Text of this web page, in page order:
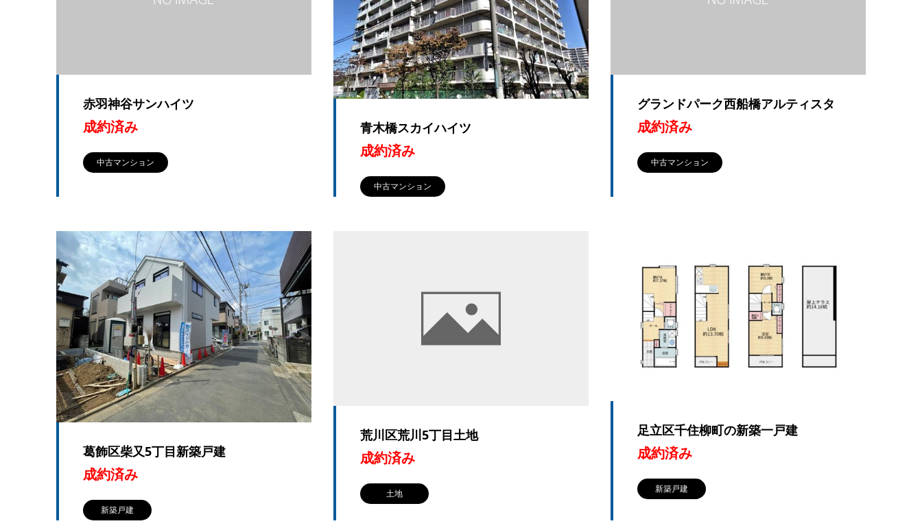
赤羽神谷サンハイツ
成約済み
中古マンション
青木橋スカイハイツ
成約済み
中古マンション
グランドパーク西船橋アルティスタ
成約済み
中古マンション
葛飾区柴又5丁目新築戸建
成約済み
新築戸建
荒川区荒川5丁目土地
成約済み
土地
足立区千住柳町の新築一戸建
成約済み
新築戸建